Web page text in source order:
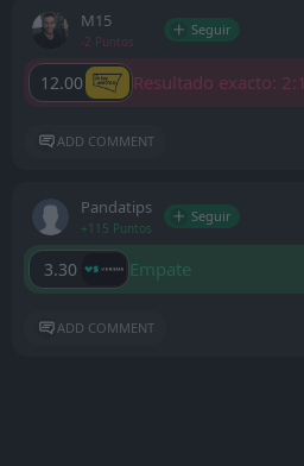
M15
-2 Puntos
Seguir
12.00 Resultado exacto: 2:1
ADD COMMENT
Pandatips
+115 Puntos
Seguir
3.30 Empate
ADD COMMENT